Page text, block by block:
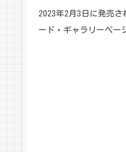
2023年2月3日に発売さ
ード・ギャラリーペー